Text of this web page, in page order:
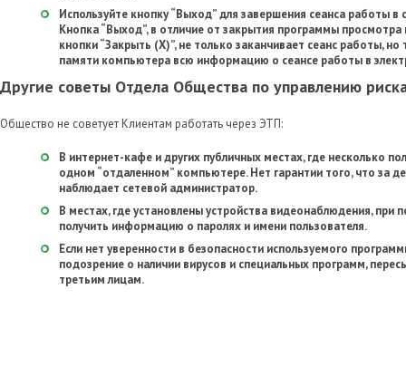
Используйте кнопку “Выход” для завершения сеанса работы в
Кнопка “Выход”, в отличие от закрытия программы
кнопки “Закрыть (Х)”, не только заканчивает сеанс работы,
памяти компьютера всю информацию о сеансе работы в
Другие советы Отдела Общества по управлению
Общество не советует Клиентам работать через ЭТП:
В интернет-кафе и других публичных местах, где несколько
одном “отдаленном” компьютере. Нет гарантии того, что за
наблюдает сетевой администратор.
В местах, где установлены устройства видеонаблюдения,
получить информацию о паролях и имени пользователя.
Если нет уверенности в безопасности используемого
подозрение о наличии вирусов и специальных программ,
третьим лицам.